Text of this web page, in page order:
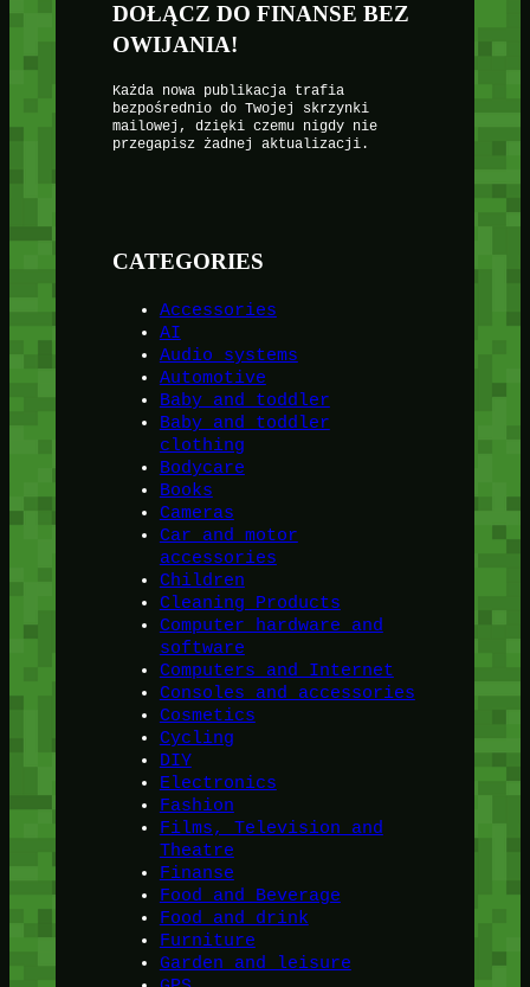
DOŁĄCZ DO FINANSE BEZ
OWIJANIA!
Każda nowa publikacja trafia
bezpośrednio do Twojej skrzynki
mailowej, dzięki czemu nigdy nie
przegapisz żadnej aktualizacji.
CATEGORIES
Accessories
AI
Audio systems
Automotive
Baby and toddler
Baby and toddler
clothing
Bodycare
Books
Cameras
Car and motor
accessories
Children
Cleaning Products
Computer hardware and
software
Computers and Internet
Consoles and accessories
Cosmetics
Cycling
DIY
Electronics
Fashion
Films, Television and
Theatre
Finanse
Food and Beverage
Food and drink
Furniture
Garden and leisure